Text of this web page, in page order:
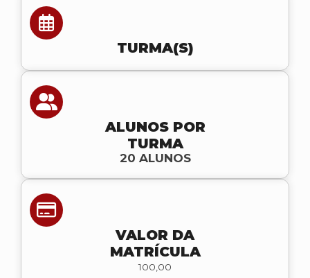
TURMA(S)
ALUNOS POR
TURMA
20 ALUNOS
VALOR DA
MATRÍCULA
100,00